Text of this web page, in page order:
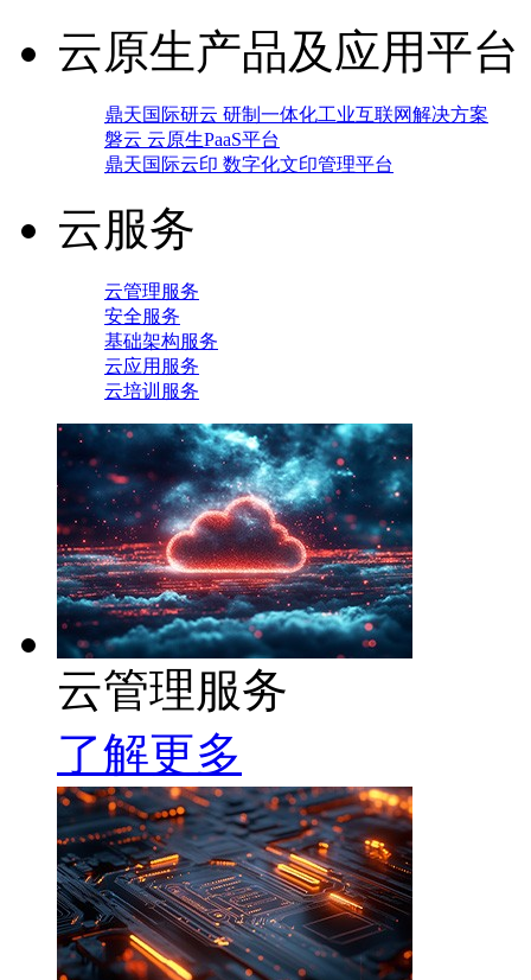
云原生产品及应用平台
鼎天国际研云 研制一体化工业互联网解决方案
磐云 云原生PaaS平台
鼎天国际云印 数字化文印管理平台
云服务
云管理服务
安全服务
基础架构服务
云应用服务
云培训服务
云管理服务
了解更多